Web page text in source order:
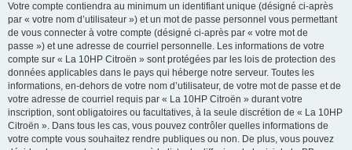
Votre compte contiendra au minimum un identifiant unique (désigné ci-après
par « votre nom d’utilisateur ») et un mot de passe personnel vous permettant
de vous connecter à votre compte (désigné ci-après par « votre mot de
passe ») et une adresse de courriel personnelle. Les informations de votre
compte sur « La 10HP Citroën » sont protégées par les lois de protection des
données applicables dans le pays qui héberge notre serveur. Toutes les
informations, en-dehors de votre nom d’utilisateur, de votre mot de passe et de
votre adresse de courriel requis par « La 10HP Citroën » durant votre
inscription, sont obligatoires ou facultatives, à la seule discrétion de « La 10HP
Citroën ». Dans tous les cas, vous pouvez contrôler quelles informations de
votre compte vous souhaitez rendre publiques ou non. De plus, vous pouvez